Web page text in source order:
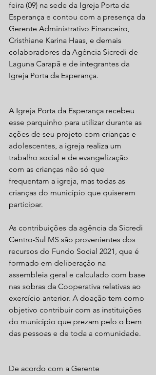
feira (09) na sede da Igreja Porta da
Esperança e contou com a presença da
Gerente Administrativo Financeiro,
Cristhiane Karina Haas, e demais
colaboradores da Agência Sicredi de
Laguna Carapã e de integrantes da
Igreja Porta da Esperança.
A Igreja Porta da Esperança recebeu
esse parquinho para utilizar durante as
ações de seu projeto com crianças e
adolescentes, a igreja realiza um
trabalho social e de evangelização
com as crianças não só que
frequentam a igreja, mas todas as
crianças do município que quiserem
participar.
As contribuições da agência da Sicredi
Centro-Sul MS são provenientes dos
recursos do Fundo Social 2021, que é
formado em deliberação na
assembleia geral e calculado com base
nas sobras da Cooperativa relativas ao
exercício anterior. A doação tem como
objetivo contribuir com as instituições
do município que prezam pelo o bem
das pessoas e de toda a comunidade.
De acordo com a Gerente